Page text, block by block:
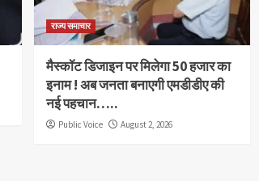
राज्य समाचार
मैस्कॉट डिजाइन पर मिलेगा 50 हजार का
इनाम ! अब जनता बनाएगी एमडीडीए की
नई पहचान…..
Public Voice August 2, 2026